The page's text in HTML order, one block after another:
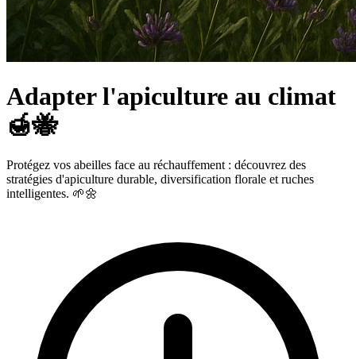
Adapter l'apiculture au climat
🍯🐝
Protégez vos abeilles face au réchauffement : découvrez des
stratégies d'apiculture durable, diversification florale et ruches
intelligentes. 🌱🌼